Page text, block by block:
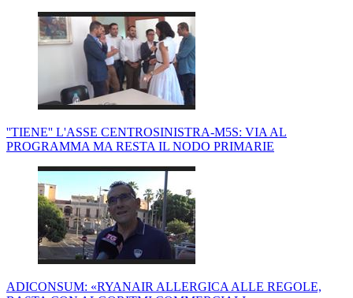
''TIENE'' L'ASSE CENTROSINISTRA-M5S: VIA AL
PROGRAMMA MA RESTA IL NODO PRIMARIE
ADICONSUM: «RYANAIR ALLERGICA ALLE REGOLE,